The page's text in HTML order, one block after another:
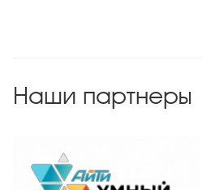
Наши партнеры